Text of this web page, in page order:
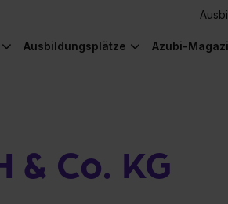
Ausbildungsplätze Azubi-
Co. KG